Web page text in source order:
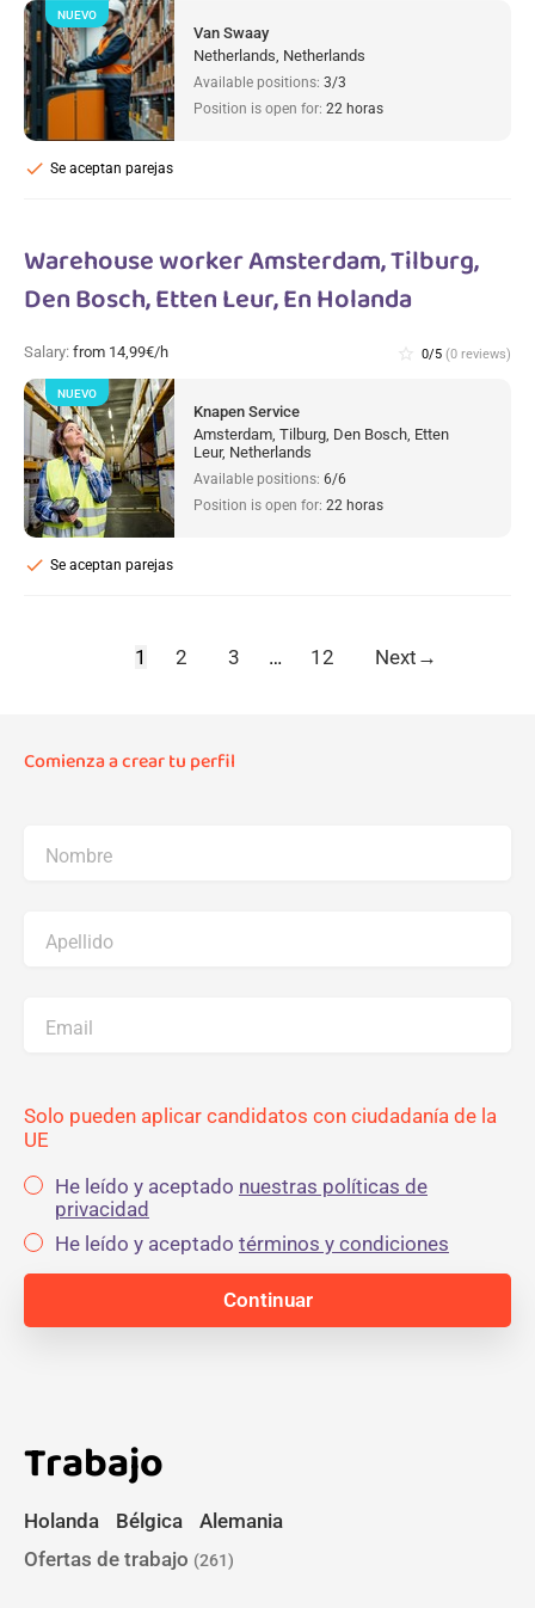
Van Swaay
Netherlands, Netherlands
Available positions: 3/3
Position is open for: 22 horas
Se aceptan parejas
check
NUEVO
Warehouse worker Amsterdam, Tilburg,
Den Bosch, Etten Leur, En Holanda
Salary: from 14,99€/h star_border 0/5 (0 reviews)
Knapen Service
Amsterdam, Tilburg, Den Bosch, Etten
Leur, Netherlands
Available positions: 6/6
Position is open for: 22 horas
Se aceptan parejas
check
NUEVO
1 2 3 … 12 Next →
Comienza a crear tu perfil
Nombre
Apellido
Email
Solo pueden aplicar candidatos con ciudadanía de la
UE
He leído y aceptado nuestras políticas de
privacidad
He leído y aceptado términos y condiciones
Trabajo
Holanda Bélgica
Alemania
Ofertas de trabajo (261)